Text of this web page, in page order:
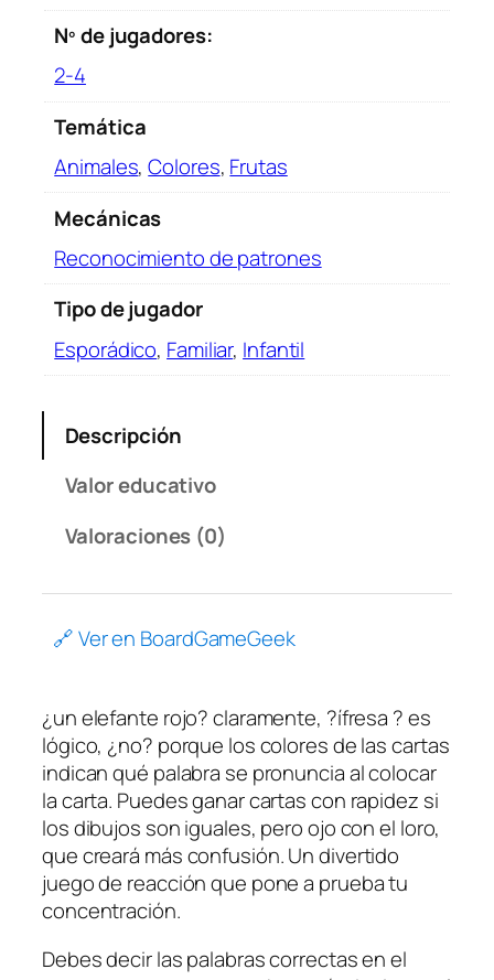
Nº de jugadores:
2-4
Temática
Animales,Colores, Frutas
Mecánicas
Reconocimiento de patrones
Tipo de jugador
Esporádico, Familiar, Infantil
Descripción
Valor educativo
Valoraciones (0)
🔗 Ver en BoardGameGeek
¿un elefante rojo? claramente, ?ífresa ? es
lógico, ¿no? porque los colores de las cartas
indican qué palabra se pronuncia al colocar
la carta. Puedes ganar cartas con rapidez si
los dibujos son iguales, pero ojo con el loro,
que creará más confusión. Un divertido
juego de reacción que pone a prueba tu
concentración.
Debes decir las palabras correctas en el